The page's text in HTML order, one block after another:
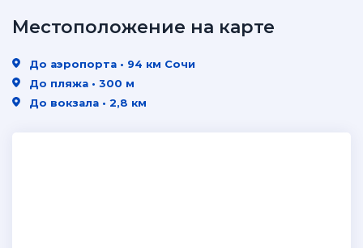
Местоположение на карте
До аэропорта • 94 км Сочи
До пляжа • 300 м
До вокзала • 2,8 км